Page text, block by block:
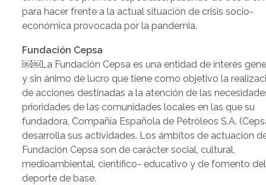
para hacer frente a la actual situación de crisis socio-
económica provocada por la pandemia.
Fundación Cepsa
￼￼La Fundación Cepsa es una entidad de interés
y sin ánimo de lucro que tiene como objetivo la
de acciones destinadas a la atención de las
prioridades de las comunidades locales en las que su
fundadora, Compañía Española de Petróleos S.A.
desarrolla sus actividades. Los ámbitos de actuación
Fundación Cepsa son de carácter social, cultural,
medioambiental, científico- educativo y de fomento del
deporte de base.